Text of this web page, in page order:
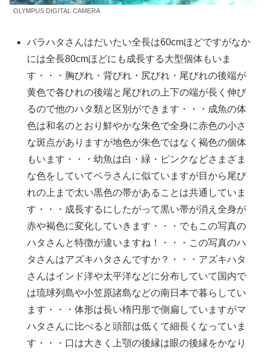
OLYMPUS DIGITAL CAMERA
バラハタさんはだいたい全長は60cmほどですがなか
には全長80cmほどにも成長する大型個体もいま
す・・・胸びれ・背びれ・尻びれ・尾びれの後端が
黄色で各ひれの後端と尾びれの上下の端が長く伸び
るので他のハタ類と区別ができます・・・成魚の体
色は和名のとおり鮮やかな朱色で全身に赤色の小さ
な斑点がありますが地色が朱色ではなく褐色の個体
もいます・・・幼魚は白・緑・ピンクなどさまざま
な色をしていてベラさんに似ていますが目から尾び
れの上まで太い黒色の帯があることは共通していま
す・・・成長するにしたがって黒い帯が消え全身が
赤や褐色に変化していきます・・・でもこの写真の
ハタさんと特徴が違いますね！・・・この写真のハ
タさんはアズキハタさんですか？・・・アズキハタ
さんはインド洋や太平洋などに分布していて国内で
は琉球列島や小笠原諸島などの南日本で暮らしてい
ます・・・体形は長い楕円形で側扁していますがマ
ハタさんに比べると頭部は低くて細長くなっていま
す・・・口は大きく上顎の後縁は眼の後縁をかなり